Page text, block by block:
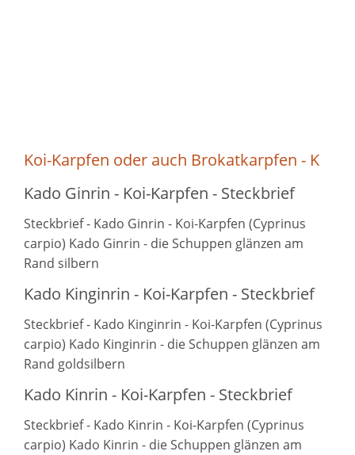
Koi-Karpfen oder auch Brokatkarpfen - K
Kado Ginrin - Koi-Karpfen - Steckbrief
Steckbrief - Kado Ginrin - Koi-Karpfen (Cyprinus
carpio) Kado Ginrin - die Schuppen glänzen am
Rand silbern
Kado Kinginrin - Koi-Karpfen - Steckbrief
Steckbrief - Kado Kinginrin - Koi-Karpfen (Cyprinus
carpio) Kado Kinginrin - die Schuppen glänzen am
Rand goldsilbern
Kado Kinrin - Koi-Karpfen - Steckbrief
Steckbrief - Kado Kinrin - Koi-Karpfen (Cyprinus
carpio) Kado Kinrin - die Schuppen glänzen am